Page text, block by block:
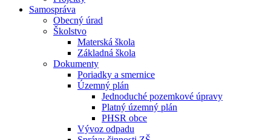
Samospráva
Obecný úrad
Školstvo
Materská škola
Základná škola
Dokumenty
Poriadky a smernice
Územný plán
Jednoduché pozemkové úpravy
Platný územný plán
PHSR obce
Vývoz odpadu